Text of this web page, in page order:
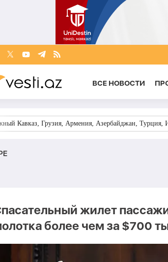
ВСЕ НОВОСТИ
Кавказ, Грузия, Армения, Азербайджан, Турция,
жилет
более чем за $700